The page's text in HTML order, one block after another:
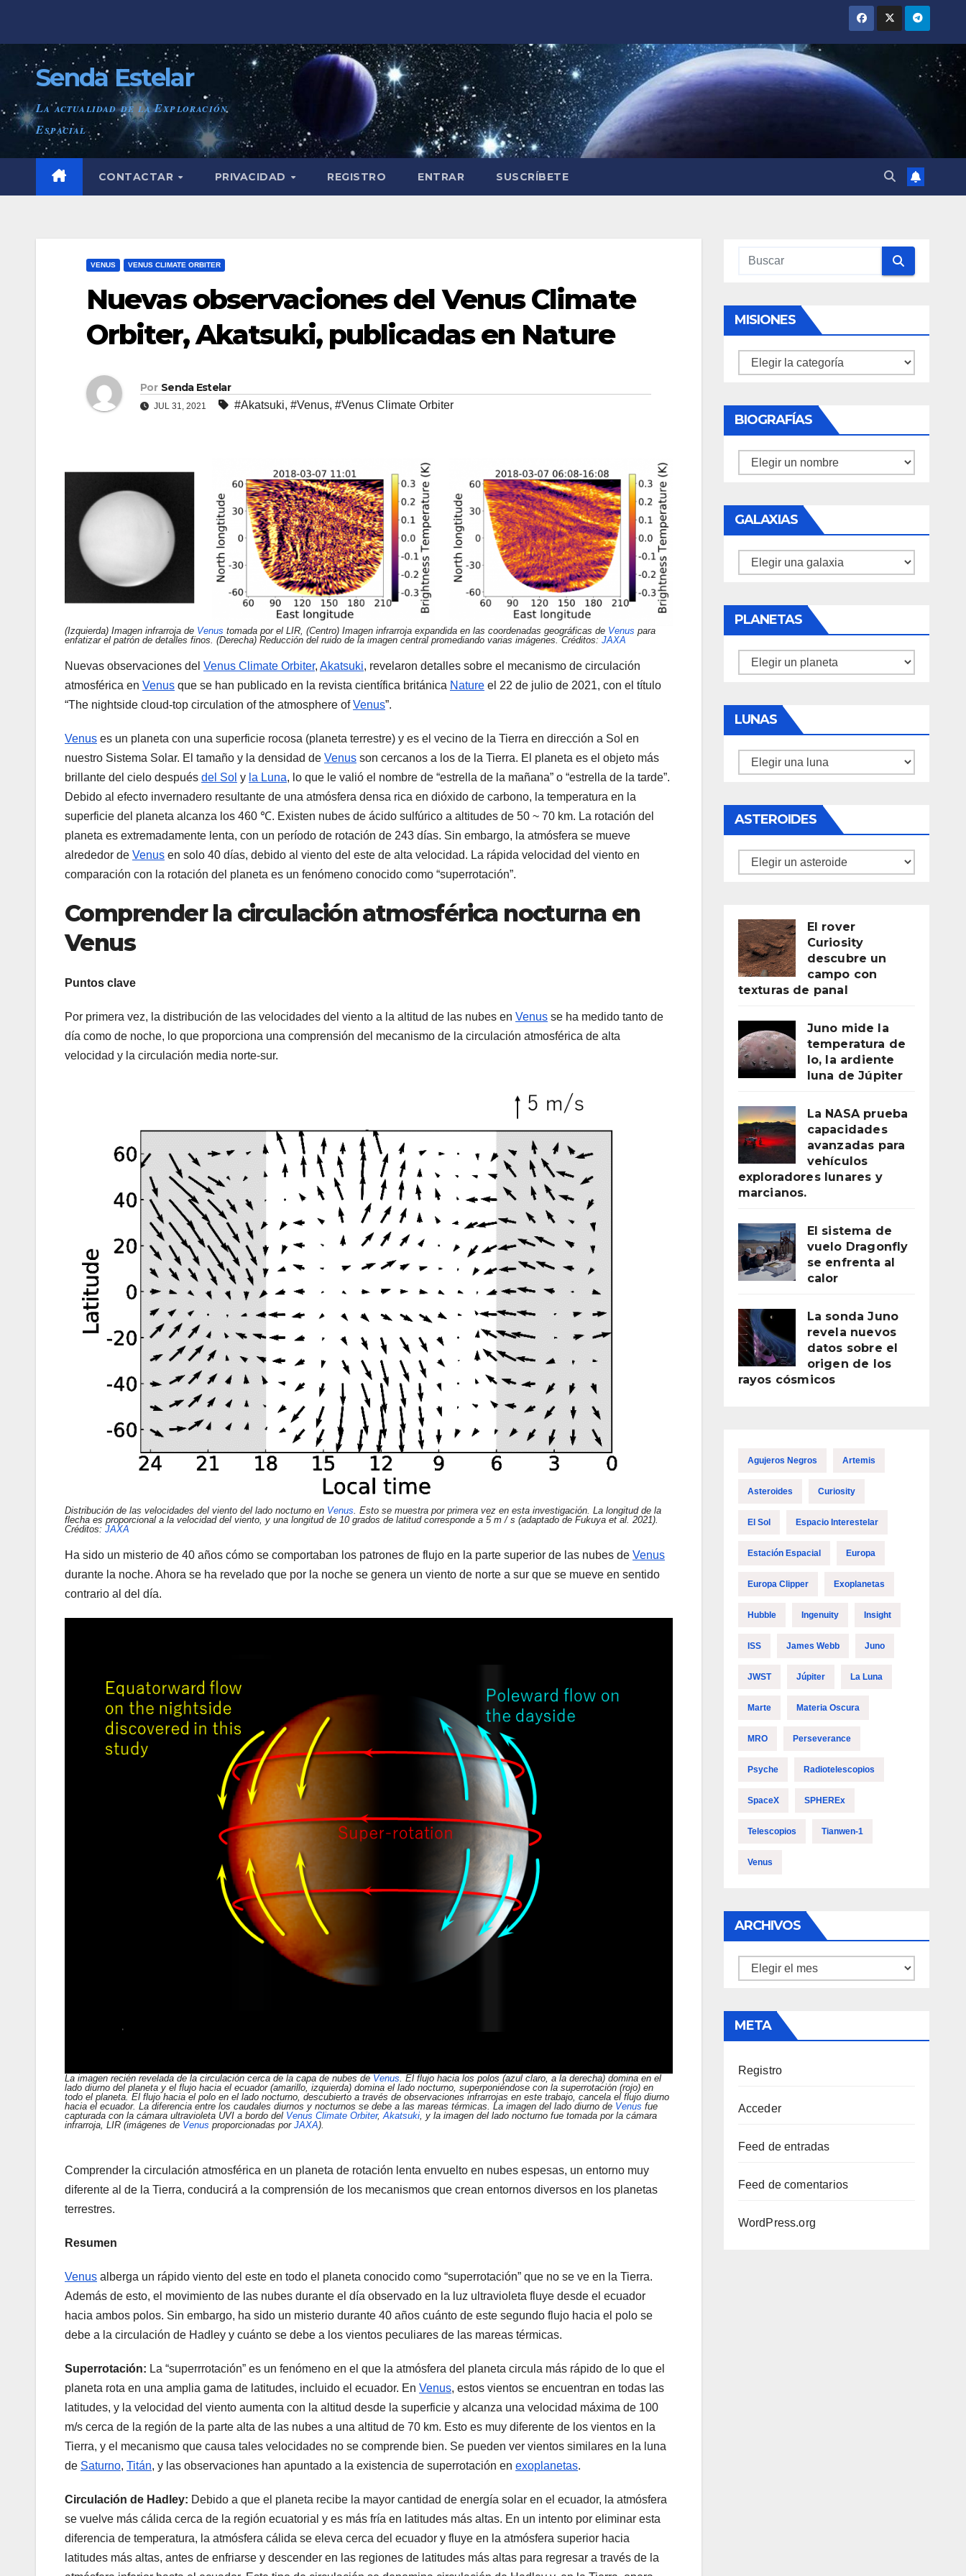
contenido
Senda Estelar
La actualidad de la Exploración
Espacial
CONTACTAR PRIVACIDAD REGISTRO ENTRAR SUSCRÍBETE
VENUS VENUS CLIMATE ORBITER
Nuevas observaciones del Venus Climate
Orbiter, Akatsuki, publicadas en Nature
Por Senda Estelar
JUL 31, 2021 #Akatsuki, #Venus, #Venus Climate Orbiter
(Izquierda) Imagen infrarroja de Venus tomada por el LIR, (Centro) Imagen infrarroja expandida en las coordenadas geográficas de Venus para
enfatizar el patrón de detalles finos. (Derecha) Reducción del ruido de la imagen central promediando varias imágenes. Créditos: JAXA
Nuevas observaciones del Venus Climate Orbiter, Akatsuki, revelaron detalles sobre el mecanismo de circulación
atmosférica en Venus que se han publicado en la revista científica británica Nature el 22 de julio de 2021, con el título
“The nightside cloud-top circulation of the atmosphere ofVenus”.
Venus es un planeta con una superficie rocosa (planeta terrestre) y es el vecino de la Tierra en dirección a Sol en
nuestro Sistema Solar. El tamaño y la densidad de Venus son cercanos a los de la Tierra. El planeta es el objeto más
brillante del cielo después del Sol y la Luna, lo que le valió el nombre de “estrella de la mañana” o “estrella de la tarde”.
Debido al efecto invernadero resultante de una atmósfera densa rica en dióxido de carbono, la temperatura en la
superficie del planeta alcanza los 460 ℃. Existen nubes de ácido sulfúrico a altitudes de 50 ~ 70 km. La rotación del
planeta es extremadamente lenta, con un período de rotación de 243 días. Sin embargo, la atmósfera se mueve
alrededor de Venus en solo 40 días, debido al viento del este de alta velocidad. La rápida velocidad del viento en
comparación con la rotación del planeta es un fenómeno conocido como “superrotación”.
Comprender la circulación atmosférica nocturna en
Venus
Puntos clave
Por primera vez, la distribución de las velocidades del viento a la altitud de las nubes en Venus se ha medido tanto de
día como de noche, lo que proporciona una comprensión del mecanismo de la circulación atmosférica de alta
velocidad y la circulación media norte-sur.
Distribución de las velocidades del viento del lado nocturno en Venus . Esto se muestra por primera vez en esta investigación. La longitud de la
flecha es proporcional a la velocidad del viento, y una longitud de 10 grados de latitud corresponde a 5 m / s (adaptado de Fukuya et al. 2021).
Créditos: JAXA
Ha sido un misterio de 40 años cómo se comportaban los patrones de flujo en la parte superior de las nubes de Venus
durante la noche. Ahora se ha revelado que por la noche se genera un viento de norte a sur que se mueve en sentido
contrario al del día.
La imagen recién revelada de la circulación cerca de la capa de nubes de Venus . El flujo hacia los polos (azul claro, a la derecha) domina en el
lado diurno del planeta y el flujo hacia el ecuador (amarillo, izquierda) domina el lado nocturno, superponiéndose con la superrotación (rojo) en
todo el planeta. El flujo hacia el polo en el lado nocturno, descubierto a través de observaciones infrarrojas en este trabajo, cancela el flujo diurno
hacia el ecuador. La diferencia entre los caudales diurnos y nocturnos se debe a las mareas térmicas. La imagen del lado diurno de Venus fue
capturada con la cámara ultravioleta UVI a bordo del Venus Climate Orbiter, Akatsuki , y la imagen del lado nocturno fue tomada por la cámara
infrarroja, LIR (imágenes de Venus proporcionadas por JAXA).
Comprender la circulación atmosférica en un planeta de rotación lenta envuelto en nubes espesas, un entorno muy
diferente al de la Tierra, conducirá a la comprensión de los mecanismos que crean entornos diversos en los planetas
terrestres.
Resumen
Venus alberga un rápido viento del este en todo el planeta conocido como “superrotación” que no se ve en la Tierra.
Además de esto, el movimiento de las nubes durante el día observado en la luz ultravioleta fluye desde el ecuador
hacia ambos polos. Sin embargo, ha sido un misterio durante 40 años cuánto de este segundo flujo hacia el polo se
debe a la circulación de Hadley y cuánto se debe a los vientos peculiares de las mareas térmicas.
Superrotación: La “superrrotación” es un fenómeno en el que la atmósfera del planeta circula más rápido de lo que el
planeta rota en una amplia gama de latitudes, incluido el ecuador. En Venus, estos vientos se encuentran en todas las
latitudes, y la velocidad del viento aumenta con la altitud desde la superficie y alcanza una velocidad máxima de 100
m/s cerca de la región de la parte alta de las nubes a una altitud de 70 km. Esto es muy diferente de los vientos en la
Tierra, y el mecanismo que causa tales velocidades no se comprende bien. Se pueden ver vientos similares en la luna
de Saturno, Titán, y las observaciones han apuntado a la existencia de superrotación en exoplanetas.
Circulación de Hadley: Debido a que el planeta recibe la mayor cantidad de energía solar en el ecuador, la atmósfera
se vuelve más cálida cerca de la región ecuatorial y es más fría en latitudes más altas. En un intento por eliminar esta
diferencia de temperatura, la atmósfera cálida se eleva cerca del ecuador y fluye en la atmósfera superior hacia
latitudes más altas, antes de enfriarse y descender en las regiones de latitudes más altas para regresar a través de la
MISIONES
Misiones
BIOGRAFÍAS
Biografías
GALAXIAS
Galaxias
PLANETAS
Planetas
LUNAS
Lunas
ASTEROIDES
Asteroides
El rover
Curiosity
descubre un
campo con
texturas de panal
Juno mide la
temperatura de
Io, la ardiente
luna de Júpiter
La NASA prueba
capacidades
avanzadas para
vehículos
exploradores lunares y
marcianos.
El sistema de
vuelo Dragonfly
se enfrenta al
calor
La sonda Juno
revela nuevos
datos sobre el
origen de los
rayos cósmicos
Agujeros Negros Artemis
Asteroides Curiosity
El Sol Espacio Interestelar
Estación Espacial Europa
Europa Clipper Exoplanetas
Hubble Ingenuity Insight
ISS James Webb Juno
JWST Júpiter La Luna
Marte Materia Oscura
MRO Perseverance
Psyche Radiotelescopios
SpaceX SPHEREx
Telescopios Tianwen-1
Venus
ARCHIVOS
Archivos
META
Registro
Acceder
Feed de entradas
Feed de comentarios
WordPress.org